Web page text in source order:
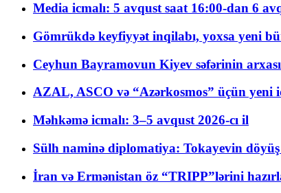
Media icmalı: 5 avqust saat 16:00-dan 6
Gömrükdə keyfiyyət inqilabı, yoxsa yeni
Ceyhun Bayramovun Kiyev səfərinin
AZAL, ASCO və “Azərkosmos” üçün yeni
Məhkəmə icmalı: 3–5 avqust 2026-cı il
Sülh naminə diplomatiya: Tokayevin döyüş
İran və Ermənistan öz “TRIPP”lərini